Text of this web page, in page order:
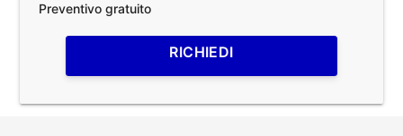
Preventivo gratuito
RICHIEDI